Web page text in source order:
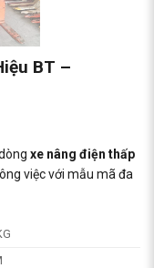
BT –
xe nâng điện thấp
việc với mẫu mã đa